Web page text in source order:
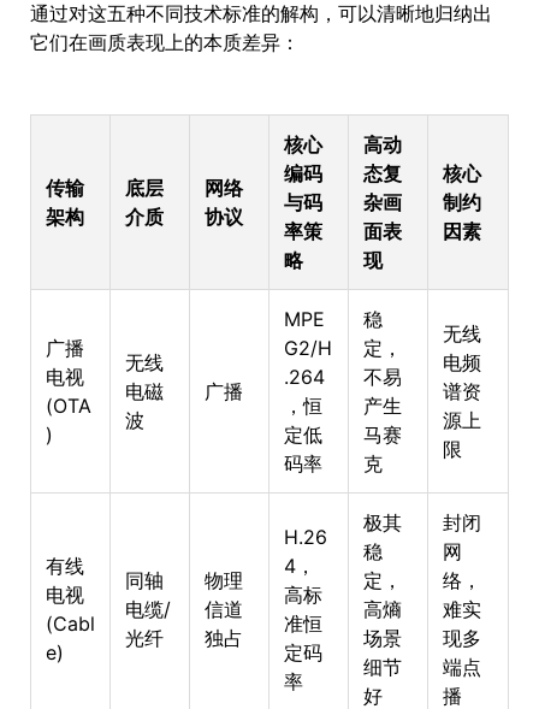
通过对这五种不同技术标准的解构，可以清晰地归纳出
它们在画质表现上的本质差异：
传输
架构
底层
介质
网络
协议
核心
编码
与码
率策
略
高动
态复
杂画
面表
现
核心
制约
因素
广播
电视
(OTA
)
无线
电磁
波
广播
MPE
G2/H
.264
，恒
定低
码率
稳
定，
不易
产生
马赛
克
无线
电频
谱资
源上
限
有线
电视
(Cabl
e)
同轴
电缆/
光纤
物理
信道
独占
H.26
4，
高标
准恒
定码
率
极其
稳
定，
高熵
场景
细节
好
封闭
网
络，
难实
现多
端点
播